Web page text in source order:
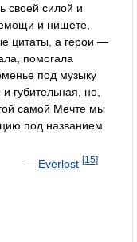
своей силой и
и нищете,
цитаты, а герои —
помогала
под музыку
губительная, но,
самой Мечте мы
под названием
— Everlost [15]